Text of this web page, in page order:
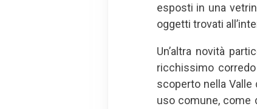
esposti in una
oggetti trovati
Un’altra novità
ricchissimo
scoperto nella Valle
uso comune, come